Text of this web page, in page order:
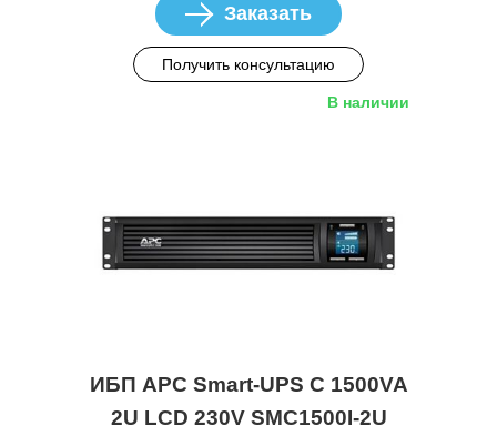
Заказать
Получить консультацию
В наличии
ИБП APC Smart-UPS C 1500VA
2U LCD 230V SMC1500I-2U